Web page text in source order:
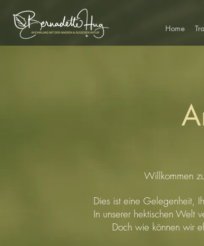
Home
Willkommen
Dies ist eine Gelegenheit,
In unserer hektischen Welt
Doch wie können wir